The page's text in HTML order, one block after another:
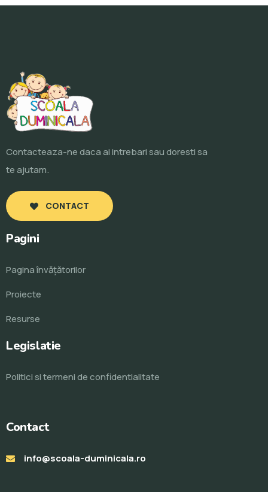
Contacteaza-ne daca ai intrebari sau doresti sa
te ajutam.
CONTACT
Pagini
Pagina învăţătorilor
Proiecte
Resurse
Legislatie
Politici si termeni de confidentialitate
Contact
info@scoala-duminicala.ro